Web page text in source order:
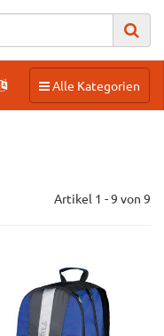
Toggle navigation
Alle Kategorien
Artikel 1 - 9 von 9